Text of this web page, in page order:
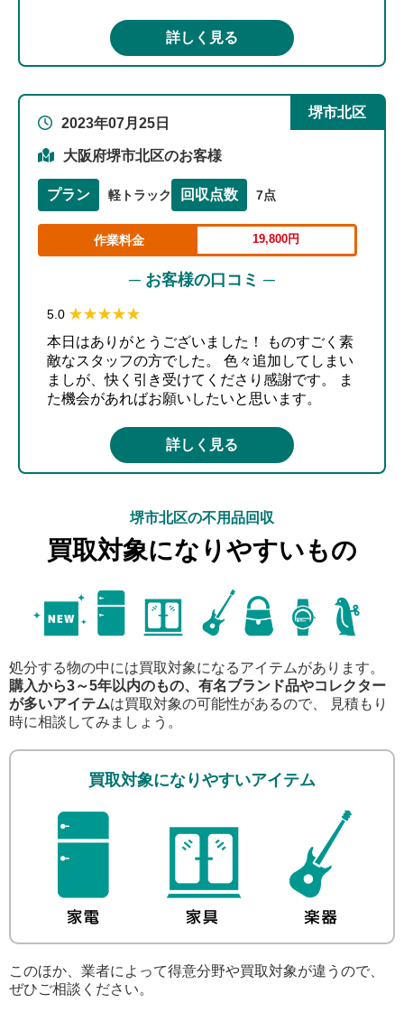
詳しく見る
堺市北区
2023年07月25日
大阪府堺市北区のお客様
プラン 軽トラック 回収点数 7点
作業料金 19,800円
─ お客様の口コミ ─
5.0 ★★★★★
★★★★★
本日はありがとうございました！ ものすごく素
敵なスタッフの方でした。 色々追加してしまい
ましが、快く引き受けてくださり感謝です。 ま
た機会があればお願いしたいと思います。
詳しく見る
堺市北区の不用品回収
買取対象になりやすいもの
処分する物の中には買取対象になるアイテムがあります。
購入から3～5年以内のもの、有名ブランド品やコレクター
が多いアイテムは買取対象の可能性があるので、 見積もり
時に相談してみましょう。
買取対象になりやすいアイテム
このほか、業者によって得意分野や買取対象が違うので、
ぜひご相談ください。